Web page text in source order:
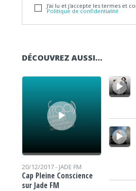
J'ai lu et j'accepte les termes et
Politique de confidentialité
DÉCOUVREZ AUSSI…
Lecteur audio
20/12/2017 - JADE FM
Cap Pleine Conscience
sur Jade FM